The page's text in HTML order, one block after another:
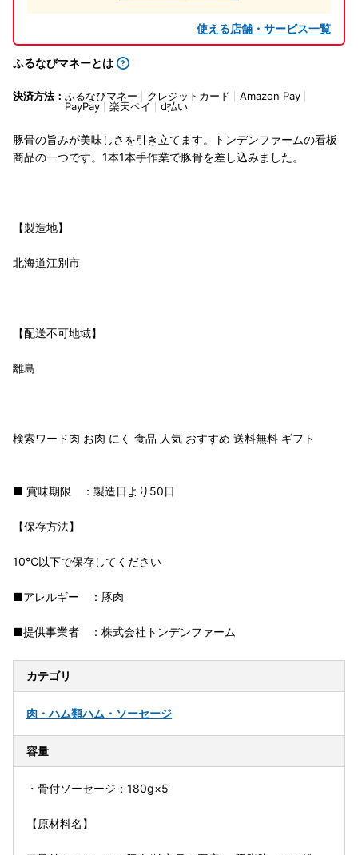
使える店舗・サービス一覧
ふるなびマネーとは
決済方法： ふるなびマネー クレジットカード
Amazon Pay
PayPay
楽天ペイ d払い
豚骨の旨みが美味しさを引き立てます。トンデンファームの看板
商品の一つです。1本1本手作業で豚骨を差し込みました。
【製造地】
北海道江別市
【配送不可地域】
離島
検索ワード肉 お肉 にく 食品 人気 おすすめ 送料無料 ギフト
■ 賞味期限 ：製造日より50日
【保存方法】
10℃以下で保存してください
■アレルギー ：豚肉
■提供事業者 ：株式会社トンデンファーム
カテゴリ
肉・ハム類ハム・ソーセージ
容量
・骨付ソーセージ：180g×5
【原材料名】